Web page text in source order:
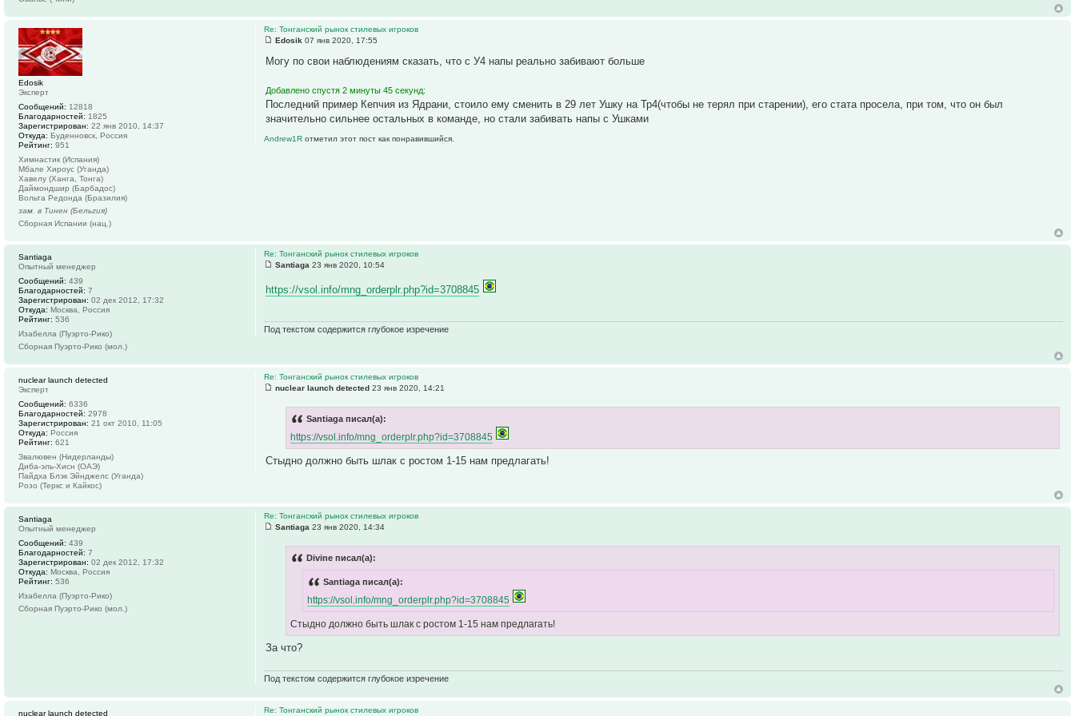
Re: Тонганский рынок стилевых игроков
Edosik 07 янв 2020, 17:55
Могу по свои наблюдениям сказать, что с У4 напы реально забивают больше
Добавлено спустя 2 минуты 45 секунд:
Последний пример Кепчия из Ядрани, стоило ему сменить в 29 лет Ушку на Тр4(чтобы не терял при старении), его стата просела, при том, что он был
значительно сильнее остальных в команде, но стали забивать напы с Ушками
Andrew1Rотметил этот пост как понравившийся.
Edosik
Эксперт
Сообщений: 12818
Благодарностей: 1825
Зарегистрирован: 22 янв 2010, 14:37
Откуда: Буденновск, Россия
Рейтинг: 951
Химнастик (Испания)
Мбале Хироус (Уганда)
Хавелу (Ханга, Тонга)
Даймондшир (Барбадос)
Вольта Редонда (Бразилия)
зам. в Тинен (Бельгия)
Сборная Испании (нац.)
Re: Тонганский рынок стилевых игроков
Santiaga 23 янв 2020, 10:54
https://vsol.info/mng_orderplr.php?id=3708845
Под текстом содержится глубокое изречение
Santiaga
Опытный менеджер
Сообщений: 439
Благодарностей: 7
Зарегистрирован: 02 дек 2012, 17:32
Откуда: Москва, Россия
Рейтинг: 536
Изабелла (Пуэрто-Рико)
Сборная Пуэрто-Рико (мол.)
Re: Тонганский рынок стилевых игроков
nuclear launch detected 23 янв 2020, 14:21
Santiaga писал(а):
https://vsol.info/mng_orderplr.php?id=3708845
Стыдно должно быть шлак с ростом 1-15 нам предлагать!
nuclear launch detected
Эксперт
Сообщений: 6336
Благодарностей: 2978
Зарегистрирован: 21 окт 2010, 11:05
Откуда: Россия
Рейтинг: 621
Звалювен (Нидерланды)
Диба-эль-Хисн (ОАЭ)
Пайдха Блэк Эйнджелс (Уганда)
Розо (Теркс и Кайкос)
Re: Тонганский рынок стилевых игроков
Santiaga 23 янв 2020, 14:34
Divine писал(а):
Santiaga писал(а):
https://vsol.info/mng_orderplr.php?id=3708845
Стыдно должно быть шлак с ростом 1-15 нам предлагать!
За что?
Под текстом содержится глубокое изречение
Santiaga
Опытный менеджер
Сообщений: 439
Благодарностей: 7
Зарегистрирован: 02 дек 2012, 17:32
Откуда: Москва, Россия
Рейтинг: 536
Изабелла (Пуэрто-Рико)
Сборная Пуэрто-Рико (мол.)
Re: Тонганский рынок стилевых игроков
nuclear launch detected